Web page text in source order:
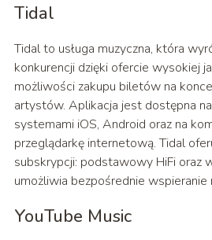
Tidal
Tidal to usługa muzyczna, która
konkurencji dzięki ofercie wysokiej
możliwości zakupu biletów na
artystów. Aplikacja jest dostępna
systemami iOS, Android oraz na
przeglądarkę internetową. Tidal
subskrypcji: podstawowy HiFi oraz
umożliwia bezpośrednie wspieranie
YouTube Music